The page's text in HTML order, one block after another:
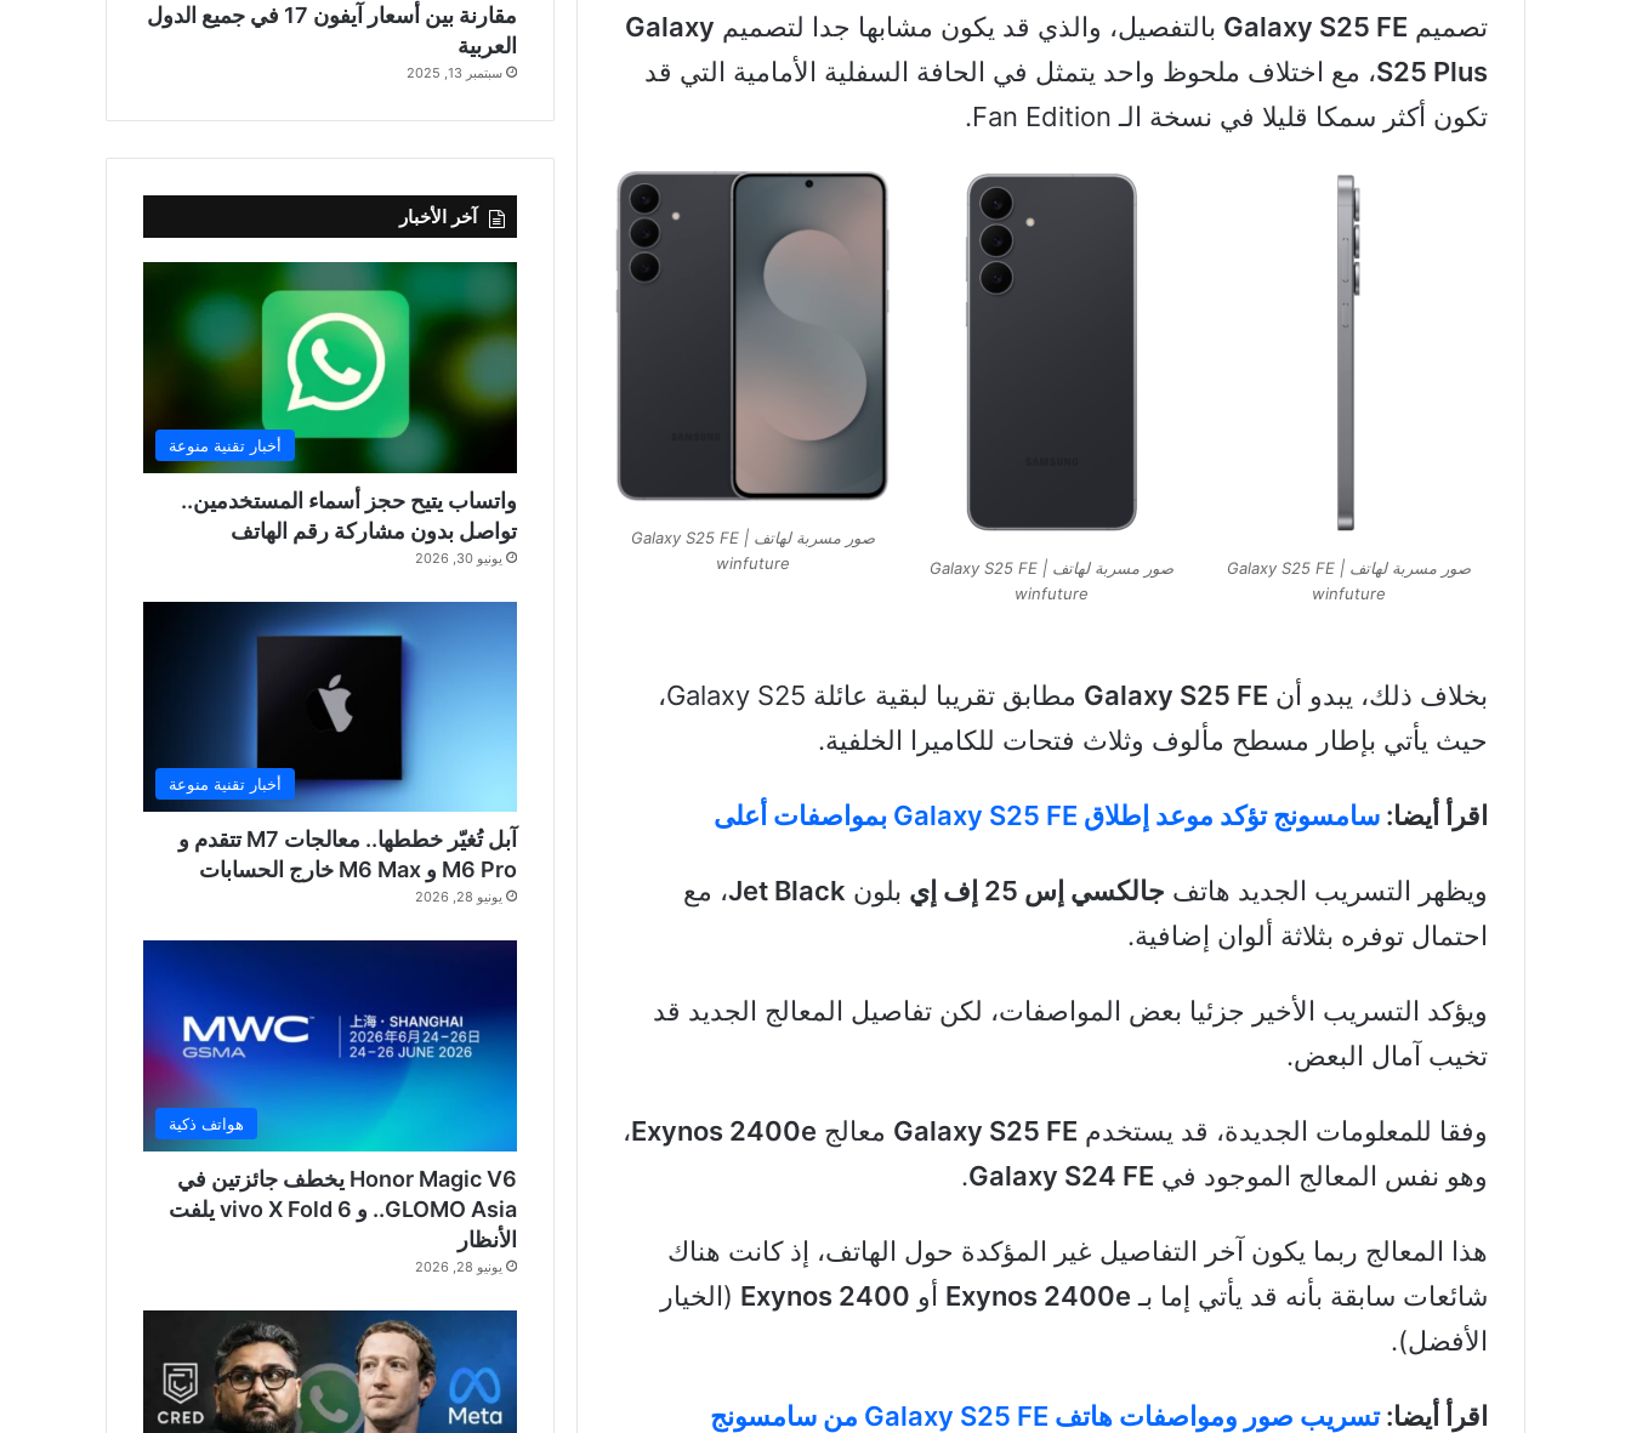
تصميم Galaxy S25 FE بالتفصيل، والذي قد يكون مشابها جدا لتصميم Galaxy
S25 Plus، مع اختلاف ملحوظ واحد يتمثل في الحافة السفلية الأمامية التي قد
تكون أكثر سمكا قليلا في نسخة الـ Fan Edition.
صور مسربة لهاتف Galaxy S25 FE |
winfuture
صور مسربة لهاتف Galaxy S25 FE |
winfuture
صور مسربة لهاتف Galaxy S25 FE |
winfuture
بخلاف ذلك، يبدو أن Galaxy S25 FE
مطابق تقريبا لبقية عائلة Galaxy S25،
حيث يأتي بإطار مسطح مألوف وثلاث فتحات للكاميرا الخلفية.
اقرأ أيضا: سامسونج تؤكد موعد إطلاق Galaxy S25 FE بمواصفات أعلى
ويظهر التسريب الجديد هاتف جالكسي إس 25 إف إي بلون Jet Black، مع
احتمال توفره بثلاثة ألوان إضافية.
ويؤكد التسريب الأخير جزئيا بعض المواصفات، لكن تفاصيل المعالج الجديد قد
تخيب آمال البعض.
وفقا للمعلومات الجديدة، قد يستخدم Galaxy S25 FE معالج Exynos 2400e،
وهو نفس المعالج الموجود في Galaxy S24 FE
.
هذا المعالج ربما يكون آخر التفاصيل غير المؤكدة حول الهاتف، إذ كانت هناك
شائعات سابقة بأنه قد يأتي إما بـ Exynos 2400e أو Exynos 2400 (الخيار
الأفضل).
اقرأ أيضا:تسريب صور ومواصفات هاتف Galaxy S25 FE من سامسونج
مقارنة بين أسعار آيفون 17 في جميع الدول
العربية
سبتمبر 13, 2025
آخر الأخبار
أخبار تقنية منوعة
واتساب يتيح حجز أسماء المستخدمين..
تواصل بدون مشاركة رقم الهاتف
يونيو 30, 2026
أخبار تقنية منوعة
آبل تُغيّر خططها.. معالجات M7 تتقدم و
M6 Pro و M6 Max خارج الحسابات
يونيو 28, 2026
هواتف ذكية
Honor Magic V6 يخطف جائزتين في
GLOMO Asia.. و vivo X Fold 6 يلفت
الأنظار
يونيو 28, 2026